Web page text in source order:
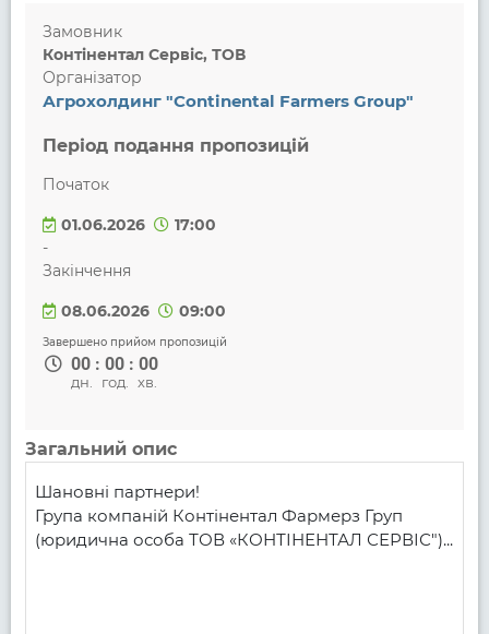
Замовник
Контінентал Сервіс, ТОВ
Організатор
Агрохолдинг "Continental Farmers Group"
Період подання пропозицій
Початок
01.06.2026
17:00
-
Закінчення
08.06.2026 09:00
Завершено прийом пропозицій
00 : 00 : 00
дн. год. хв.
Загальний опис
Шановні партнери!
Група компаній Контінентал Фармерз Груп
(юридична особа ТОВ «КОНТІНЕНТАЛ СЕРВІС")...